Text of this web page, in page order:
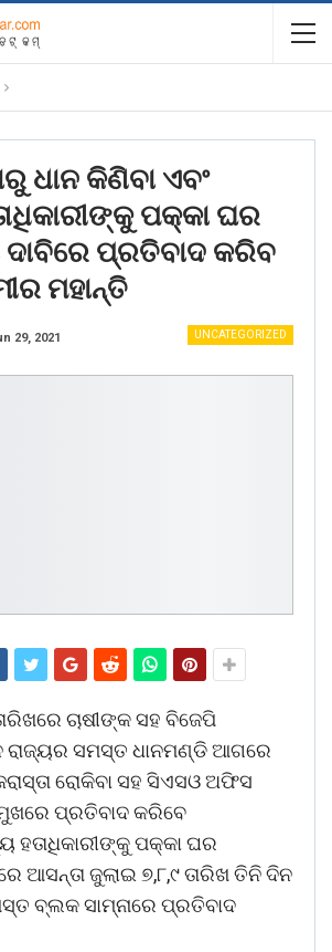
ଧାନ କିଣିବା ଏବଂ
ପକ୍କା ଘର
ଦାବିରେ ପ୍ରତିବାଦ କରିବ
ମହାନ୍ତି
UNCATEGORIZED
29, 2021
ଚାଷୀଙ୍କ ସହ ବିଜେପି
ରାଜ୍ୟର ସମସ୍ତ ଧାନମଣ୍ଡି ଆଗରେ
ରୋକିବା ସହ ସିଏସଓ ଅଫିସ
ପ୍ରତିବାଦ କରିବେ
ହତାଧିକାରୀଙ୍କୁ ପକ୍କା ଘର
ଆସନ୍ତା ଜୁଲାଇ ୭,୮,୯ ତାରିଖ ତିନି ଦିନ
ବ୍ଲକ ସାମ୍ନାରେ ପ୍ରତିବାଦ